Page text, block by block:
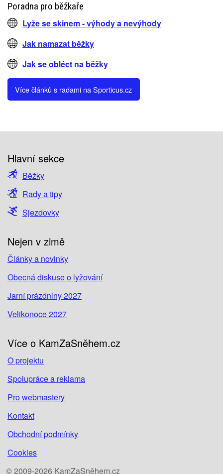
Poradna pro běžkaře
Lyže se skinem - výhody a nevýhody
Jak namazat běžky
Jak se obléct na běžky
Více článků s radami na Sporticus.cz
Hlavní sekce
Běžky
Rady a tipy
Sjezdovky
Nejen v zimě
Články a novinky
Obecná diskuse o lyžování
Jarní prázdniny 2027
Velikonoce 2027
Více o KamZaSněhem.cz
O projektu
Spolupráce a reklama
Pro webmastery
Kontakt
Obchodní podmínky
Cookies
© 2009-2026 KamZaSněhem.cz